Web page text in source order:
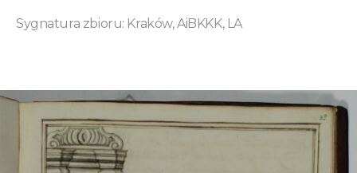
Sygnatura zbioru: Kraków, AiBKKK, LA